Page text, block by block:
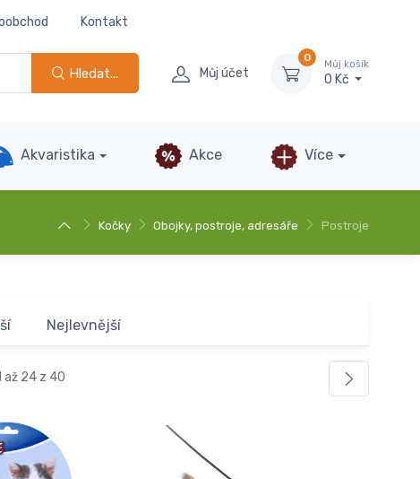
Kontakt
Hledat... Můj účet
0
Můj košík
0 Kč
Akvaristika Akce Více
Kočky Obojky, postroje, adresáře Postroje
Nejlevnější
až 24 z 40